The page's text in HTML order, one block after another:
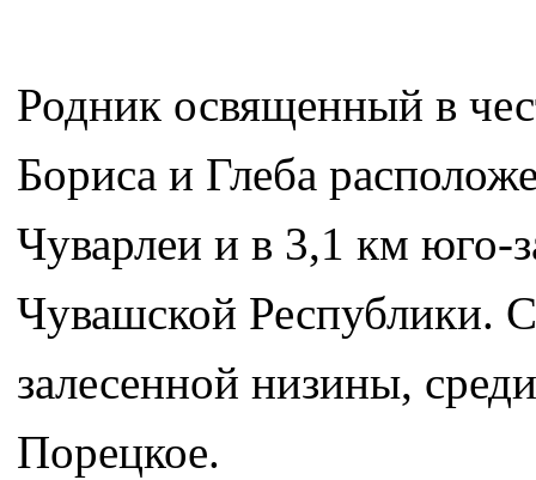
Родник освященный в
Бориса и Глеба
Чуварлеи и в 3,1 км юго-
Чувашской Республики.
залесенной низины,
Порецкое.